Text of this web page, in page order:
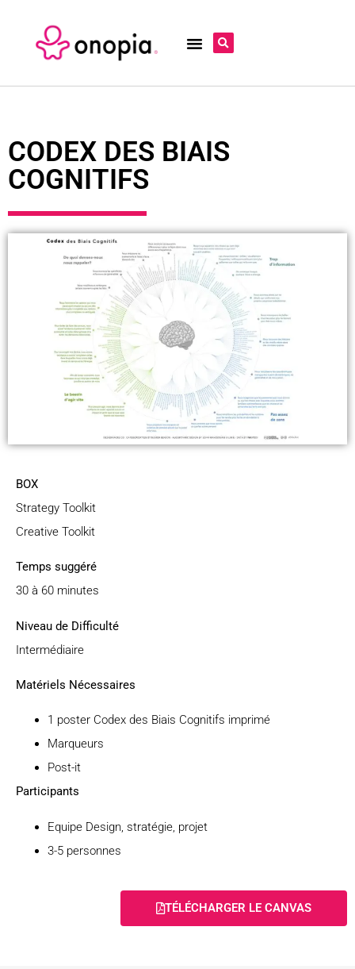
CODEX DES BIAIS
COGNITIFS
BOX
Strategy Toolkit
Creative Toolkit
Temps suggéré
30 à 60 minutes
Niveau de Difficulté
Intermédiaire
Matériels Nécessaires
1 poster Codex des Biais Cognitifs imprimé
Marqueurs
Post-it
Participants
Equipe Design, stratégie, projet
3-5 personnes
TÉLÉCHARGER LE CANVAS